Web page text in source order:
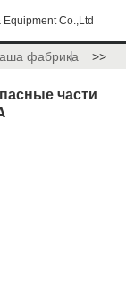
Co.,Ltd
фабрика >>
части